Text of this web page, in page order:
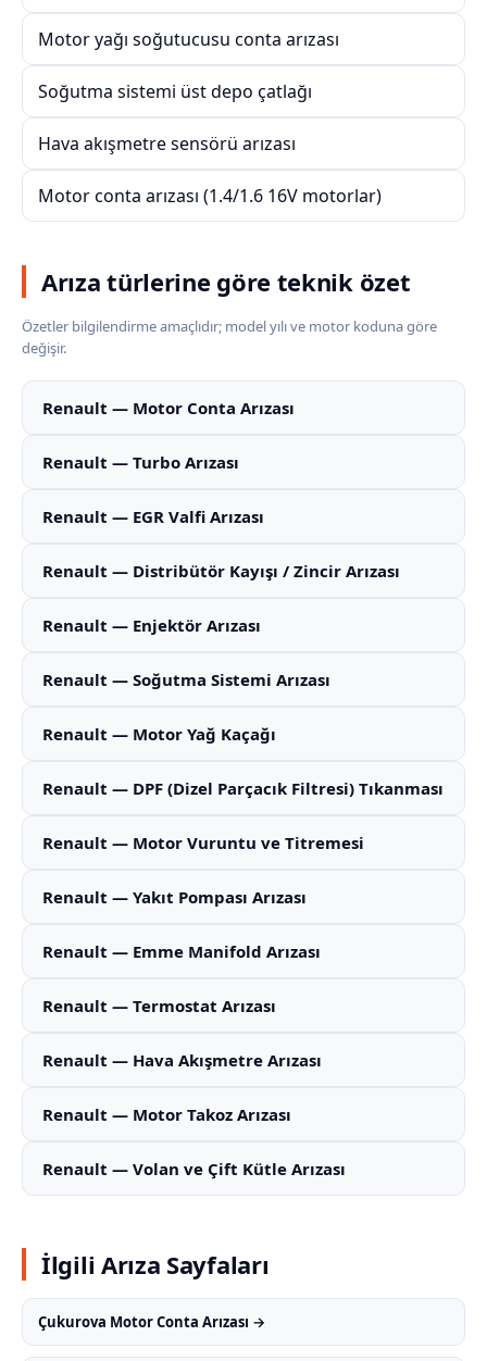
Motor yağı soğutucusu conta arızası
Soğutma sistemi üst depo çatlağı
Hava akışmetre sensörü arızası
Motor conta arızası (1.4/1.6 16V motorlar)
Arıza türlerine göre teknik özet
Özetler bilgilendirme amaçlıdır; model yılı ve motor koduna göre
değişir.
Renault — Motor Conta Arızası
Renault — Turbo Arızası
Renault — EGR Valfi Arızası
Renault — Distribütör Kayışı / Zincir Arızası
Renault — Enjektör Arızası
Renault — Soğutma Sistemi Arızası
Renault — Motor Yağ Kaçağı
Renault — DPF (Dizel Parçacık Filtresi) Tıkanması
Renault — Motor Vuruntu ve Titremesi
Renault — Yakıt Pompası Arızası
Renault — Emme Manifold Arızası
Renault — Termostat Arızası
Renault — Hava Akışmetre Arızası
Renault — Motor Takoz Arızası
Renault — Volan ve Çift Kütle Arızası
İlgili Arıza Sayfaları
Çukurova Motor Conta Arızası →